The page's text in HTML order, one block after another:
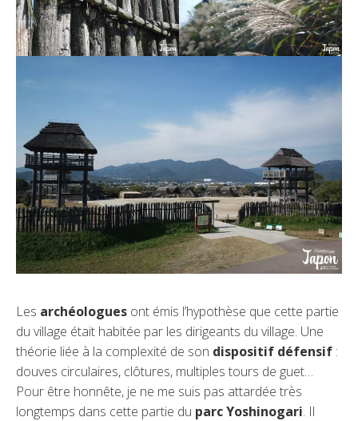
Les archéologues ont émis l’hypothèse que cette partie
du village était habitée par les dirigeants du village. Une
théorie liée à la complexité de son dispositif défensif :
douves circulaires, clôtures, multiples tours de guet…
Pour être honnête, je ne me suis pas attardée très
longtemps dans cette partie du parc Yoshinogari. Il